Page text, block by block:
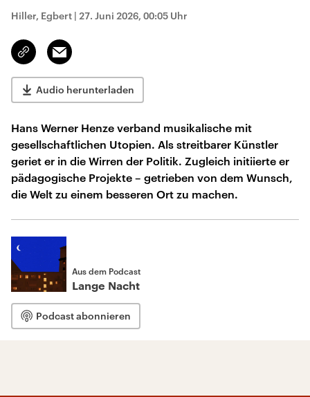
Hiller, Egbert | 27. Juni 2026, 00:05 Uhr
Link
kopieren/teilen
Email
Audio herunterladen
Hans Werner Henze verband musikalische mit
gesellschaftlichen Utopien. Als streitbarer Künstler
geriet er in die Wirren der Politik. Zugleich initiierte er
pädagogische Projekte – getrieben von dem Wunsch,
die Welt zu einem besseren Ort zu machen.
Aus dem Podcast
Lange Nacht
Podcast abonnieren